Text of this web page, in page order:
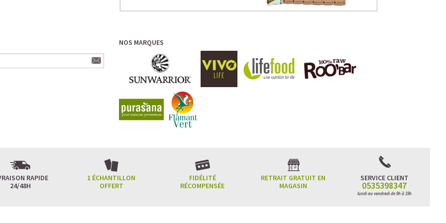
NOS MARQUES
RAPIDE
24/48H
1 ÉCHANTILLON
OFFERT
FIDÉLITÉ
RÉCOMPENSÉE
RETRAIT GRATUIT EN
MAGASIN
SERVICE CLIENT
0535398347
lundi au vendredi de 9h à 19h